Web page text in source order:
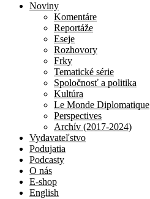
Noviny
Komentáre
Reportáže
Eseje
Rozhovory
Frky
Tematické série
Spoločnosť a politika
Kultúra
Le Monde Diplomatique
Perspectives
Archív (2017-2024)
Vydavateľstvo
Podujatia
Podcasty
O nás
E-shop
English